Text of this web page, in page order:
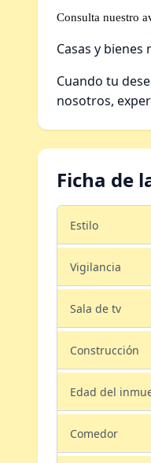
Consulta nuestro
Casas y bienes
Cuando tu
nosotros,
Ficha de
Estilo
Vigilancia
Sala de tv
Construcción
Edad del
Comedor